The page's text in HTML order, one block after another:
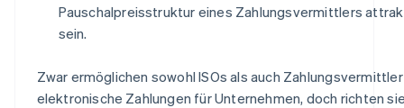
Pauschalpreisstruktur eines Zahlungsvermittlers
sein.
Zwar ermöglichen sowohl ISOs als auch Zahlungsvermittler
elektronische Zahlungen für Unternehmen, doch richten